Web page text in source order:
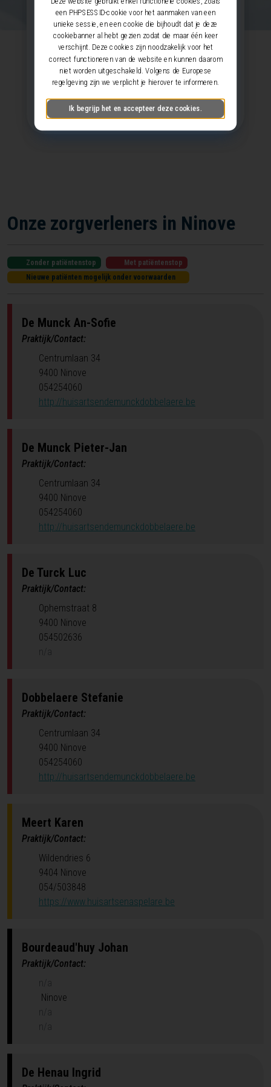
Ninove
Download deze lijst als PDF
Onze zorgverleners in Ninove
Zonder patiëntenstop
Met patiëntenstop
Nieuwe patiënten mogelijk onder voorwaarden
De Munck An-Sofie
Praktijk/Contact:
Centrumlaan 34
9400 Ninove
054254060
http://huisartsendemunckdobbelaere.be
De Munck Pieter-Jan
Praktijk/Contact:
Centrumlaan 34
9400 Ninove
054254060
http://huisartsendemunckdobbelaere.be
De Turck Luc
Praktijk/Contact:
Ophemstraat 8
9400 Ninove
054502636
n/a
Dobbelaere Stefanie
Praktijk/Contact:
Centrumlaan 34
9400 Ninove
054254060
http://huisartsendemunckdobbelaere.be
Meert Karen
Praktijk/Contact:
Wildendries 6
9404 Ninove
054/503848
https://www.huisartsenaspelare.be
Bourdeaud'huy Johan
Praktijk/Contact:
n/a
Ninove
n/a
n/a
De Henau Ingrid
een PHPSESSID-cookie voor het aanmaken van een
unieke sessie, en een cookie die bijhoudt dat je deze
cookiebanner al hebt gezien zodat die maar één keer
verschijnt. Deze cookies zijn noodzakelijk voor het
correct functioneren van de website en kunnen daarom
niet worden uitgeschakeld. Volgens de Europese
regelgeving zijn we verplicht je hierover te informeren.
Ik begrijp het en accepteer deze cookies.